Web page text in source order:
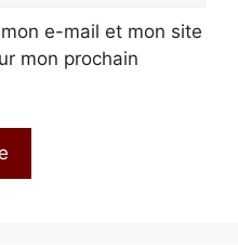
e-mail et mon site
mon prochain